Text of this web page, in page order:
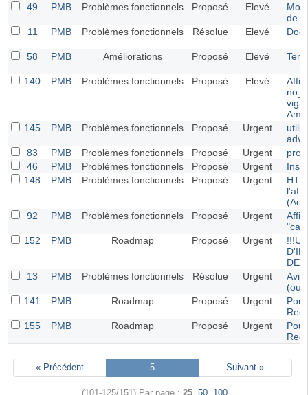
49 PMB Problèmes fonctionnels Proposé Elevé
de
11
PMB Problèmes fonctionnels Résolue Elevé
58 PMB Améliorations Proposé Elevé
140 PMB Problèmes fonctionnels Proposé Elevé
145
PMB Problèmes fonctionnels Proposé Urgent
83
PMB Problèmes fonctionnels Proposé Urgent
46
PMB Problèmes fonctionnels Proposé Urgent
148
PMB Problèmes fonctionnels Proposé Urgent
92
PMB Problèmes fonctionnels Proposé Urgent
152
PMB Roadmap Proposé Urgent
13
PMB Problèmes fonctionnels Résolue Urgent
141
PMB Roadmap Proposé Urgent
155
PMB Roadmap Proposé Urgent
« Précédent 5 Suivant »
(101-125/151) Par page : 25 50 100